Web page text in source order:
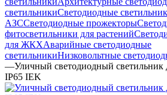
светильникиСветодиодные
АЗССветодиодные прожекторы
фитосветильники для растений
для ЖКХАварийные светодиодные
светильникиНизковольтные
—Уличный светодиодный
IP65 IEK